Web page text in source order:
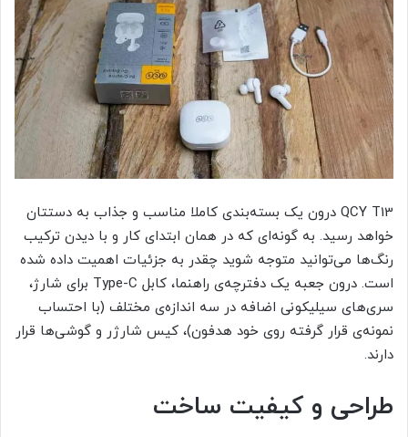
QCY T13 درون یک بسته‌بندی کاملا مناسب و جذاب به دستتان
خواهد رسید. به گونه‌ای که در همان ابتدای کار و با دیدن ترکیب
رنگ‌ها می‌توانید متوجه شوید چقدر به جزئیات اهمیت داده شده
است. درون جعبه یک دفترچه‌ی راهنما، کابل Type-C برای شارژ،
سری‌های سیلیکونی اضافه در سه اندازه‌ی مختلف (با احتساب
نمونه‌ی قرار گرفته روی خود هدفون)، کیس شارژر و گوشی‌ها قرار
دارند.
طراحی و کیفیت ساخت